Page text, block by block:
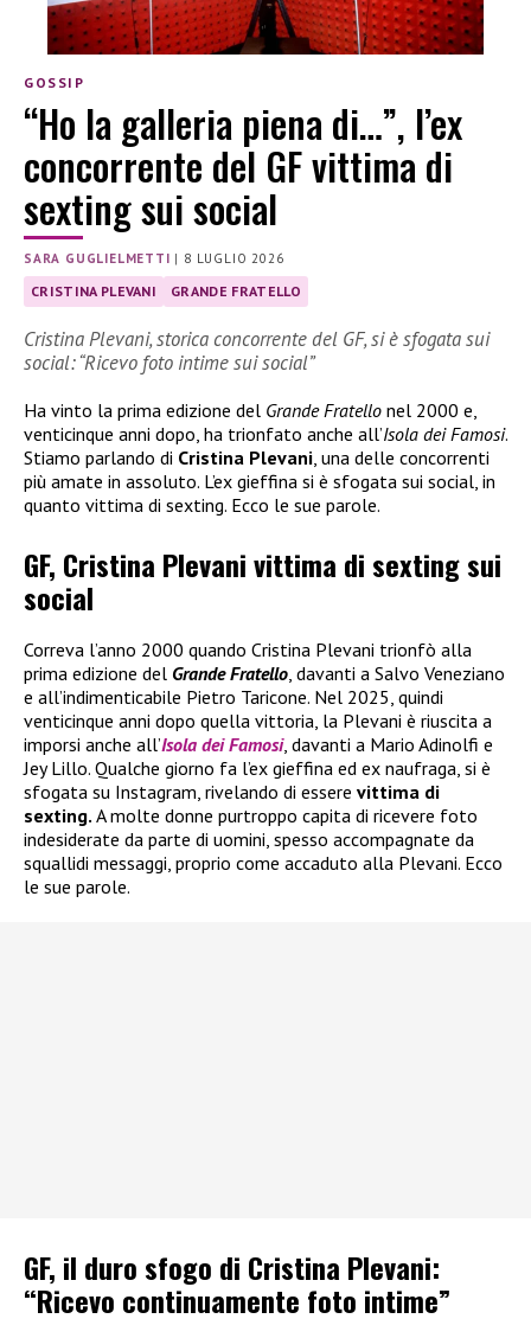
GOSSIP
“Ho la galleria piena di…”, l’ex
concorrente del GF vittima di
sexting sui social
SARA GUGLIELMETTI | 8 LUGLIO 2026
CRISTINA PLEVANI GRANDE FRATELLO
Cristina Plevani, storica concorrente del GF, si è sfogata sui
social: “Ricevo foto intime sui social”
Ha vinto la prima edizione del Grande Fratello nel 2000 e,
venticinque anni dopo, ha trionfato anche all’Isola dei Famosi.
Stiamo parlando di Cristina Plevani , una delle concorrenti
più amate in assoluto. L’ex gieffina si è sfogata sui social, in
quanto vittima di sexting. Ecco le sue parole.
GF, Cristina Plevani vittima di sexting sui
social
Correva l’anno 2000 quando Cristina Plevani trionfò alla
prima edizione del Grande Fratello, davanti a Salvo Veneziano
e all’indimenticabile Pietro Taricone. Nel 2025, quindi
venticinque anni dopo quella vittoria, la Plevani è riuscita a
imporsi anche all’Isola dei Famosi, davanti a Mario Adinolfi e
Jey Lillo. Qualche giorno fa l’ex gieffina ed ex naufraga, si è
sfogata su Instagram, rivelando di essere vittima di
sexting. A molte donne purtroppo capita di ricevere foto
indesiderate da parte di uomini, spesso accompagnate da
squallidi messaggi, proprio come accaduto alla Plevani. Ecco
le sue parole.
GF, il duro sfogo di Cristina Plevani:
“Ricevo continuamente foto intime”